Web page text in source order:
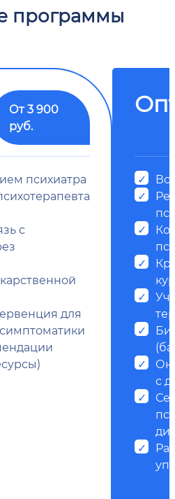
программы
От 3 900
руб.
психиатра
с
для
с